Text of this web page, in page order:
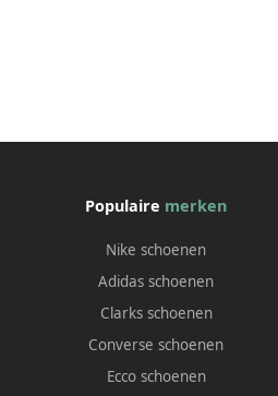
Populaire merken
Nike schoenen
Adidas schoenen
Clarks schoenen
Converse schoenen
Ecco schoenen